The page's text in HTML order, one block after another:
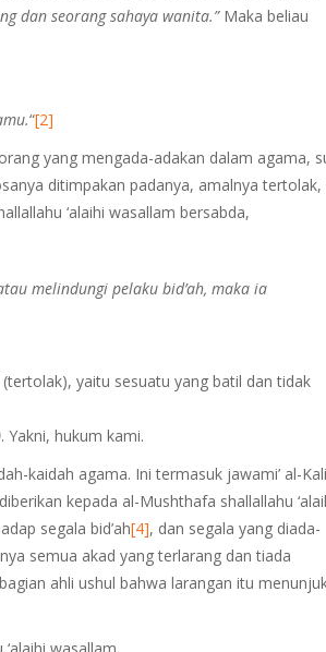
dan seorang sahaya wanita.”Maka beliau
“[2]
yang mengada-adakan dalam agama,
ditimpakan padanya, amalnya tertolak,
‘alaihi wasallam bersabda,
melindungi pelaku bid’ah, maka ia
yaitu sesuatu yang batil dan tidak
. Yakni, hukum kami.
kaidah agama. Ini termasuk jawami’ al-
kepada al-Mushthafa shallallahu
segala bid’ah[4], dan segala yang diada-
semua akad yang terlarang dan tiada
ahli ushul bahwa larangan itu